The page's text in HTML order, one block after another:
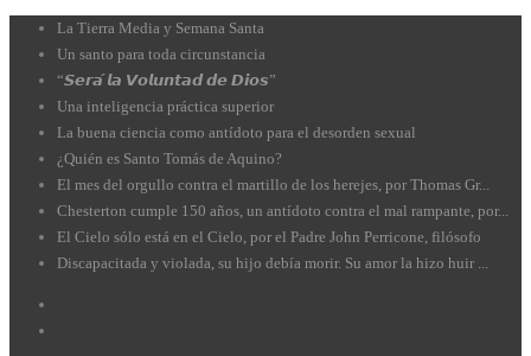
La Tierra Media y Semana Santa
Un santo para toda circunstancia
“𝙎𝙚𝙧𝙖́ 𝙡𝙖 𝙑𝙤𝙡𝙪𝙣𝙩𝙖𝙙 𝙙𝙚 𝘿𝙞𝙤𝙨”
Una inteligencia práctica superior
La buena ciencia como antídoto para el desorden sexual
¿Quién es Santo Tomás de Aquino?
El mes del orgullo contra el martillo de los herejes, por Thomas Gr...
Chesterton cumple 150 años, un antídoto contra el mal rampante, por...
El Cielo sólo está en el Cielo, por el Padre John Perricone, filósofo
Discapacitada y violada, su hijo debía morir. Su amor la hizo huir ...